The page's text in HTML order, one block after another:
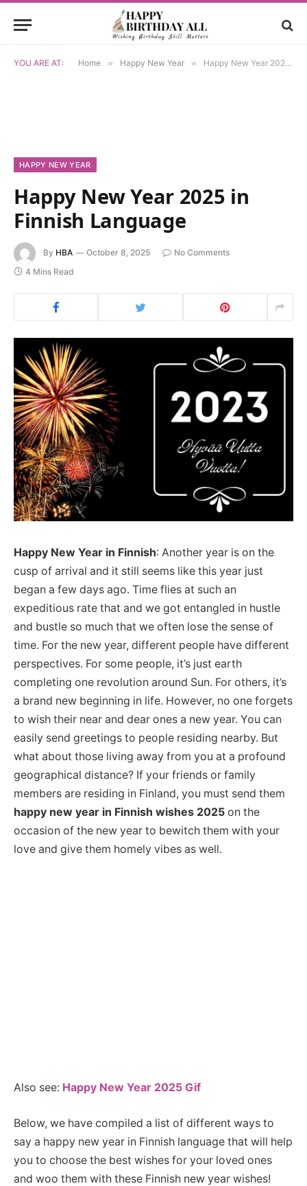
YOU ARE AT: Home » Happy New Year » Happy New Year 2025 in Finnish Language
HAPPY NEW YEAR
Happy New Year 2025 in
Finnish Language
By HBA October 8, 2025
No Comments
4 Mins Read
Happy New Year in Finnish: Another year is on the
cusp of arrival and it still seems like this year just
began a few days ago. Time flies at such an
expeditious rate that and we got entangled in hustle
and bustle so much that we often lose the sense of
time. For the new year, different people have different
perspectives. For some people, it’s just earth
completing one revolution around Sun. For others, it’s
a brand new beginning in life. However, no one forgets
to wish their near and dear ones a new year. You can
easily send greetings to people residing nearby. But
what about those living away from you at a profound
geographical distance? If your friends or family
members are residing in Finland, you must send them
happy new year in Finnish wishes 2025 on the
occasion of the new year to bewitch them with your
love and give them homely vibes as well.
Also see: Happy New Year 2025 Gif
Below, we have compiled a list of different ways to
say a happy new year in Finnish language that will help
you to choose the best wishes for your loved ones
and woo them with these Finnish new year wishes!